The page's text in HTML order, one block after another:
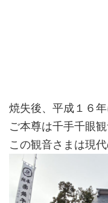
焼失後、平成１６年
ご本尊は千手千眼観
この観音さまは現